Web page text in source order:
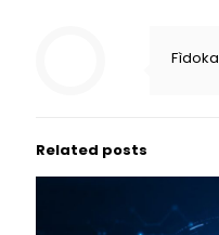
Fìdoka
Related posts